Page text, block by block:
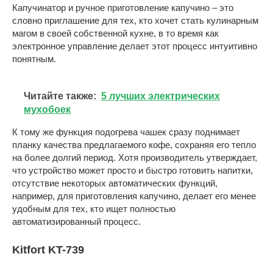
Капучинатор и ручное приготовление капучино – это
словно приглашение для тех, кто хочет стать кулинарным
магом в своей собственной кухне, в то время как
электронное управление делает этот процесс интуитивно
понятным.
Читайте также: 5 лучших электрических
мухобоек
К тому же функция подогрева чашек сразу поднимает
планку качества предлагаемого кофе, сохраняя его тепло
на более долгий период. Хотя производитель утверждает,
что устройство может просто и быстро готовить напитки,
отсутствие некоторых автоматических функций,
например, для приготовления капучино, делает его менее
удобным для тех, кто ищет полностью
автоматизированный процесс.
Kitfort KT-739